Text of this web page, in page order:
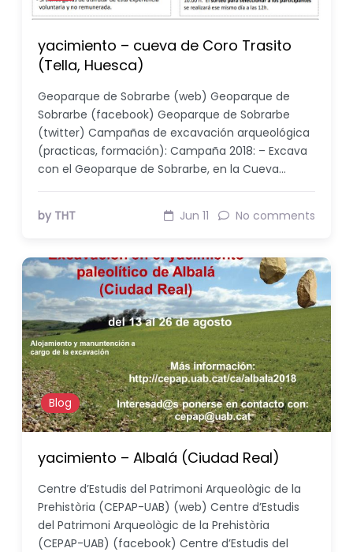
yacimiento – cueva de Coro Trasito
(Tella, Huesca)
Geoparque de Sobrarbe (web) Geoparque de
Sobrarbe (facebook) Geoparque de Sobrarbe
(twitter) Campañas de excavación arqueológica
(practicas, formación): Campaña 2018: – Excava
con el Geoparque de Sobrarbe, en la Cueva…
by THT Jun 11 No comments
Blog
yacimiento – Albalá (Ciudad Real)
Centre d’Estudis del Patrimoni Arqueològic de la
Prehistòria (CEPAP-UAB) (web) Centre d’Estudis
del Patrimoni Arqueològic de la Prehistòria
(CEPAP-UAB) (facebook) Centre d’Estudis del